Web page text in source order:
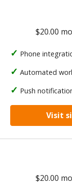
$20.00
Phone
Automated
Push
Visit
$20.00